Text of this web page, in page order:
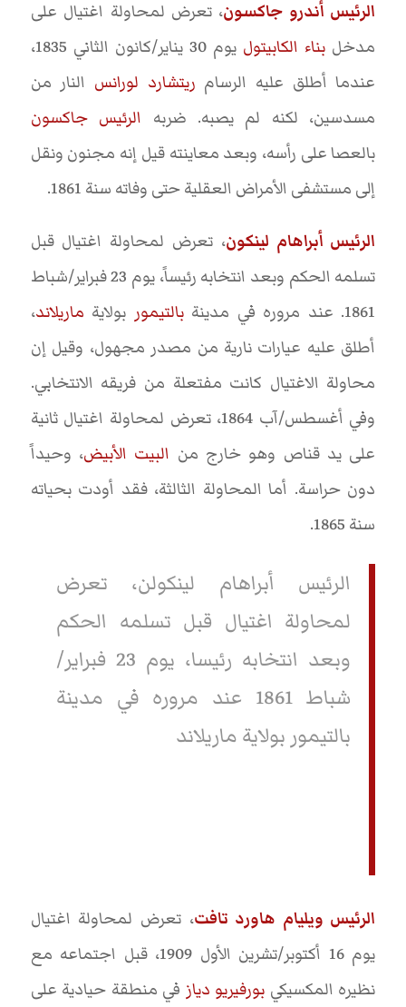
الرئيس أندرو جاكسون، تعرض لمحاولة اغتيال على
مدخل بناء الكابيتول
يوم 30 يناير/كانون الثاني 1835،
عندما أطلق عليه الرسام ريتشارد لورانس النار من
مسدسين، لكنه لم يصبه. ضربه الرئيس جاكسون
بالعصا على رأسه، وبعد معاينته قيل إنه مجنون ونقل
إلى مستشفى الأمراض العقلية حتى وفاته سنة 1861.
الرئيس أبراهام لينكون، تعرض لمحاولة اغتيال قبل
تسلمه الحكم وبعد انتخابه رئيساً، يوم 23 فبراير/شباط
1861. عند مروره في مدينة
بالتيمور بولاية ماريلاند،
أطلق عليه عيارات نارية من مصدر مجهول، وقيل إن
محاولة الاغتيال كانت مفتعلة من فريقه الانتخابي.
وفي أغسطس/آب 1864، تعرض لمحاولة اغتيال ثانية
على يد قناص وهو خارج من البيت الأبيض، وحيداً
دون حراسة. أما المحاولة الثالثة، فقد أودت بحياته
سنة 1865.
الرئيس أبراهام لينكولن، تعرض
لمحاولة اغتيال قبل تسلمه الحكم
وبعد انتخابه رئيسا، يوم 23 فبراير/
شباط 1861 عند مروره في مدينة
بالتيمور بولاية ماريلاند
الرئيس ويليام هاورد تافت، تعرض لمحاولة اغتيال
يوم 16 أكتوبر/تشرين الأول 1909، قبل اجتماعه مع
نظيره المكسيكي بورفيريو دياز في منطقة حيادية على